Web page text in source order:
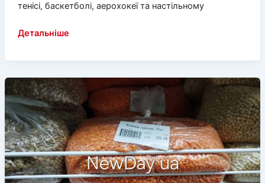
тенісі, баскетболі, аерохокеї та настільному
У
в
Дніпрі
«Вільні
разом»
пройшли
спортивні
змагання
для
Детальніше